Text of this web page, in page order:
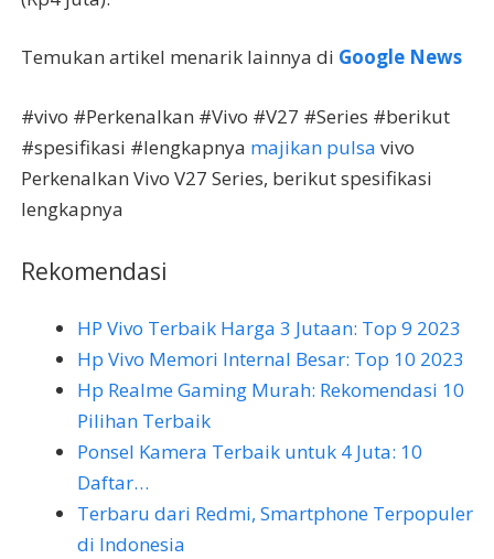
Temukan artikel menarik lainnya di Google News
#vivo #Perkenalkan #Vivo #V27 #Series #berikut
#spesifikasi #lengkapnya majikan pulsa vivo
Perkenalkan Vivo V27 Series, berikut spesifikasi
lengkapnya
Rekomendasi
HP Vivo Terbaik Harga 3 Jutaan: Top 9 2023
Hp Vivo Memori Internal Besar: Top 10 2023
Hp Realme Gaming Murah: Rekomendasi 10
Pilihan Terbaik
Ponsel Kamera Terbaik untuk 4 Juta: 10
Daftar…
Terbaru dari Redmi, Smartphone Terpopuler
di Indonesia